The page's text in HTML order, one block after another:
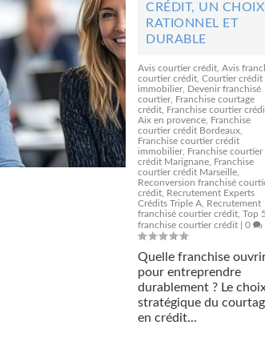
CRÉDIT, UN CHOIX
RATIONNEL ET
DURABLE
Avis courtier crédit ,Avis
courtier crédit ,Courtier crédit
immobilier Devenir franchisé
courtier Franchise courtage
crédit Franchise courtier
Aix en provence Franchise
courtier crédit Bordeaux
Franchise courtier crédit
immobilier Franchise courtier
crédit Marignane Franchise
courtier crédit Marseille
Reconversion franchisé
crédit Recrutement Experts
Crédits Triple A Recrutement
franchisé courtier crédit ,Top 5
franchise courtier crédit |0
Quelle franchise
pour entreprendre
durablement ? Le
stratégique du
en crédit...